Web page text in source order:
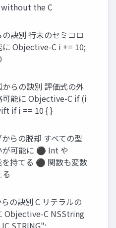
the C
訣別 行末のセミコロ
に Objective-C i += 10;
らの訣別 評価式の外
可能に Objective-C if (i
if i == 10 { }
らの脱却 すべての型
が可能に ⚫ Int や
持てる ⚫ 関数も変数
の訣別 C リテラルの
Objective-C NSString
STRING";